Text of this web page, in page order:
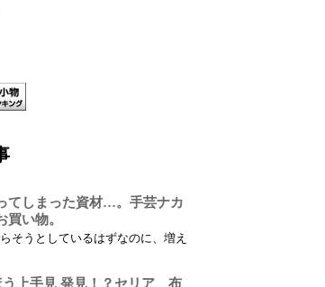
てしまった資材…。手芸ナカ
買い物。
う上手見 発見！？セリア 布